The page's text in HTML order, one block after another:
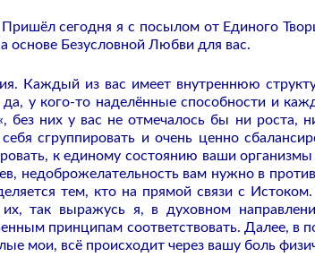
сегодня я с посылом от Единого
основе Безусловной Любви для вас.
Каждый из вас имеет внутреннюю
у кого-то наделённые способности и
без них у вас не отмечалось бы ни роста,
сгруппировать и очень ценно
к единому состоянию ваши организмы
недоброжелательность вам нужно в
тем, кто на прямой связи с
так выражусь я, в духовном
принципам соответствовать. Далее, в
мои, всё происходит через вашу боль